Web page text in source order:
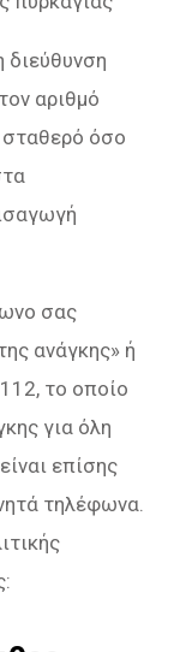
διεύθυνση
αριθμό
όσο
σας
ανάγκης» ή
το οποίο
για όλη
επίσης
τηλέφωνα.